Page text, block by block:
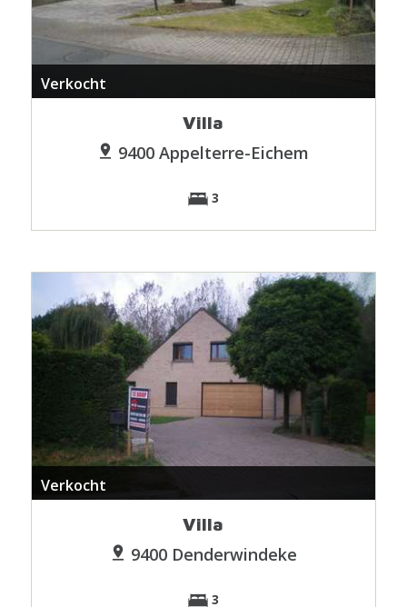
Verkocht
Villa
9400 Appelterre-Eichem
3
Verkocht
Villa
9400 Denderwindeke
3